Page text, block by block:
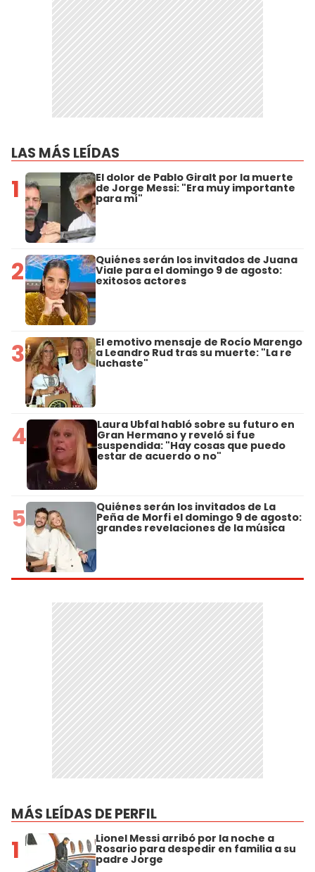
LAS MÁS LEÍDAS
1 El dolor de Pablo Giralt por la muerte
de Jorge Messi: "Era muy importante
para mí"
2 Quiénes serán los invitados de Juana
Viale para el domingo 9 de agosto:
exitosos actores
3 El emotivo mensaje de Rocío Marengo
a Leandro Rud tras su muerte: "La re
luchaste"
4 Laura Ubfal habló sobre su futuro en
Gran Hermano y reveló si fue
suspendida: "Hay cosas que puedo
estar de acuerdo o no"
5 Quiénes serán los invitados de La
Peña de Morfi el domingo 9 de agosto:
grandes revelaciones de la música
MÁS LEÍDAS DE PERFIL
1 Lionel Messi arribó por la noche a
Rosario para despedir en familia a su
padre Jorge